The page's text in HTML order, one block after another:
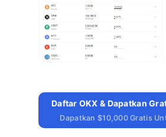
Daftar OKX & Dapatkan
Dapatkan $10,000 Gratis